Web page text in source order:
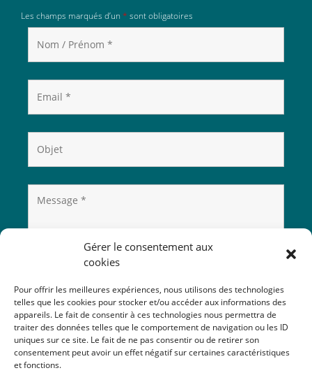
Gérer le consentement aux
cookies
Pour offrir les meilleures expériences, nous utilisons des technologies
telles que les cookies pour stocker et/ou accéder aux informations des
appareils. Le fait de consentir à ces technologies nous permettra de
traiter des données telles que le comportement de navigation ou les ID
uniques sur ce site. Le fait de ne pas consentir ou de retirer son
consentement peut avoir un effet négatif sur certaines caractéristiques
et fonctions.
Les champs marqués d’un * sont obligatoires